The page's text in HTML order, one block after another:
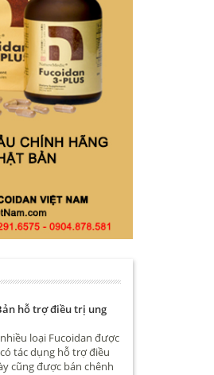
hỗ trợ điều trị ung
loại Fucoidan được
tác dụng hỗ trợ điều
cũng được bán chênh